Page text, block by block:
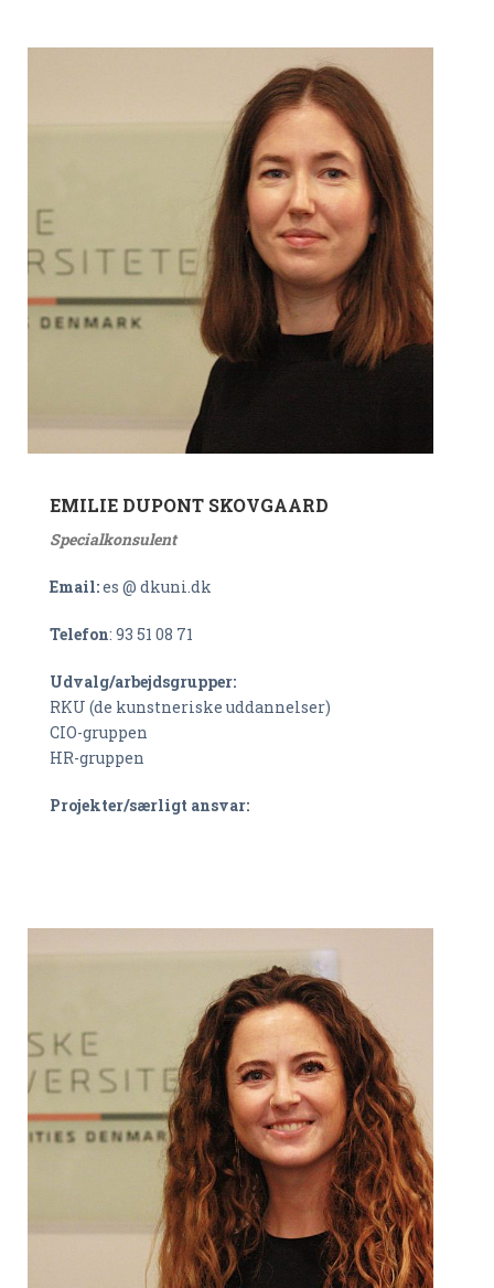
EMILIE DUPONT SKOVGAARD
Specialkonsulent
Email:es @ dkuni.dk
Telefon: 93 51 08 71
Udvalg/arbejdsgrupper:
RKU (de kunstneriske uddannelser)
CIO-gruppen
HR-gruppen
Projekter/særligt ansvar: